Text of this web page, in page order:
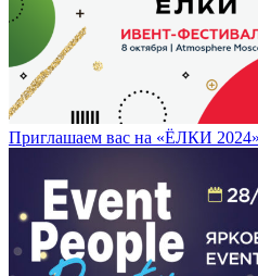
Приглашаем вас на «ЁЛКИ